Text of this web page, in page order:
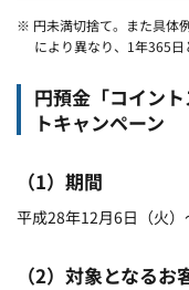
※ 円未満切捨て。また具体
により異なり、1年365日
円預金「コイン
トキャンペーン
（1）期間
平成28年12月6日（火）
（2）対象となるお